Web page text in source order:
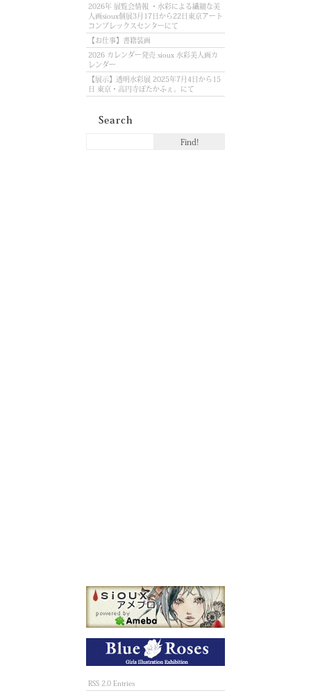
2026年 展覧会情報 ・水彩による繊細な美
人画sioux個展3月17日から22日東京アート
コンプレックスセンターにて
【お仕事】書籍装画
2026 カレンダー発売 sioux 水彩美人画カ
レンダー
【展示】透明水彩展 2025年7月4日から15
日 東京・高円寺ぽたかふぇ。にて
Search
RSS 2.0 Entries